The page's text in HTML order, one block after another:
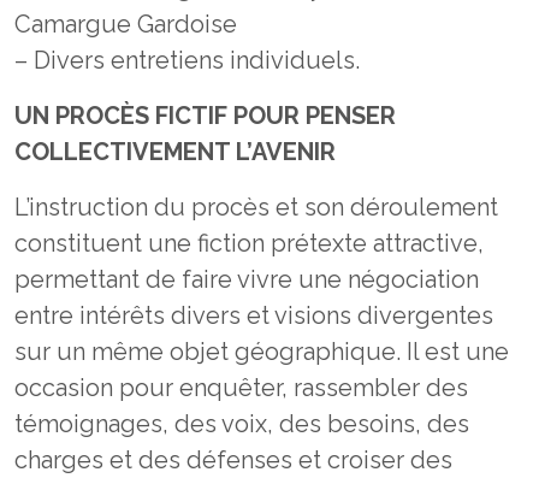
Camargue Gardoise
– Divers entretiens individuels.
UN PROCÈS FICTIF POUR PENSER
COLLECTIVEMENT L’AVENIR
L’instruction du procès et son déroulement
constituent une fiction prétexte attractive,
permettant de faire vivre une négociation
entre intérêts divers et visions divergentes
sur un même objet géographique. Il est une
occasion pour enquêter, rassembler des
témoignages, des voix, des besoins, des
charges et des défenses et croiser des